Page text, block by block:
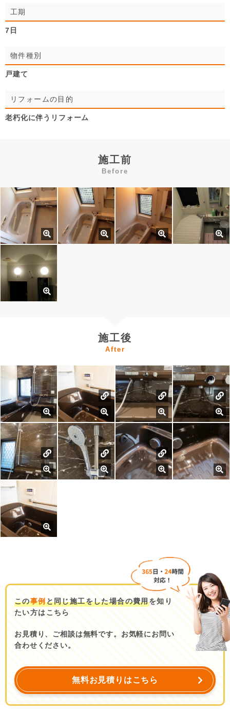
工期
7日
物件種別
戸建て
リフォームの目的
老朽化に伴うリフォーム
施工前
Before
施工後
After
この事例と同じ施工をした場合の費用を知り
たい方はこちら
お見積り、ご相談は無料です。お気軽にお問い
合わせください。
無料お見積りはこちら